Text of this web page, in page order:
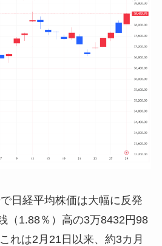
日経平均株価は大幅に反発
（1.88％）高の3万8432円98
れは2月21日以来、約3カ月